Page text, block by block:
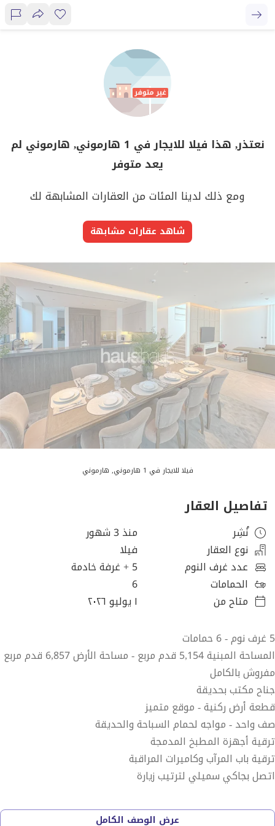
نعتذر, هذا فيلا للايجار في 1 هارموني, هارموني لم
يعد متوفر
ومع ذلك لدينا المئات من العقارات المشابهة لك
شاهد عقارات مشابهة
فيلا للايجار في 1 هارموني, هارموني
تفاصيل العقار
نُشِر
منذ 3 شهور
نوع العقار
فيلا
عدد غرف النوم
5+ غرفة خادمة
الحمامات
6
متاح من
١ يوليو ٢٠٢٦
5 غرف نوم - 6 حمامات
المساحة المبنية 5,154 قدم مربع - مساحة الأرض 6,857 قدم مربع
مفروش بالكامل
جناح مكتب بحديقة
قطعة أرض ركنية - موقع متميز
صف واحد - مواجه لحمام السباحة والحديقة
ترقية أجهزة المطبخ المدمجة
ترقية باب المرآب وكاميرات المراقبة
اتصل بجاكي سميلي لترتيب زيارة
haus & haus سعيدة بالكشف عن هذه الفيلا الحصرية - المطورة
عرض الوصف الكامل